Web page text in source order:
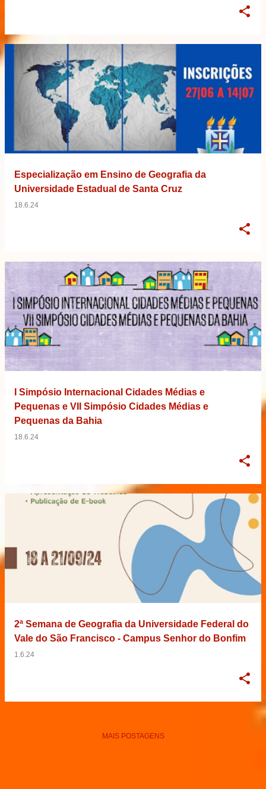
Especialização em Ensino de Geografia da
Universidade Estadual de Santa Cruz
18.6.24
I Simpósio Internacional Cidades Médias e
Pequenas e VII Simpósio Cidades Médias e
Pequenas da Bahia
18.6.24
2ª Semana de Geografia da Universidade Federal do
Vale do São Francisco - Campus Senhor do Bonfim
1.6.24
MAIS POSTAGENS